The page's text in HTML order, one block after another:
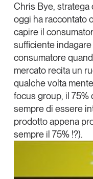
Il Numero
Interviste
Comunicati stampa
Video
Podcast
Eventi e formazione
Tutti gli appuntamenti
Chris Bye, stratega
oggi ha raccontato
capire il
sufficiente
consumatore
mercato recita un
qualche volta
focus group, il
sempre di essere
prodotto appena
sempre il 75% !?).